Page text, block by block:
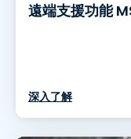
遠端支援功能
深入了解